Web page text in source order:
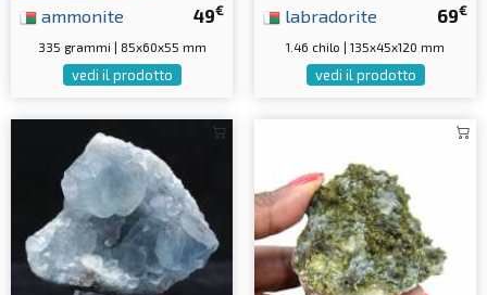
49€
ammonite
335 grammi | 85x60x55 mm
vedi il prodotto
69€
labradorite
1.46 chilo | 135x45x120 mm
vedi il prodotto